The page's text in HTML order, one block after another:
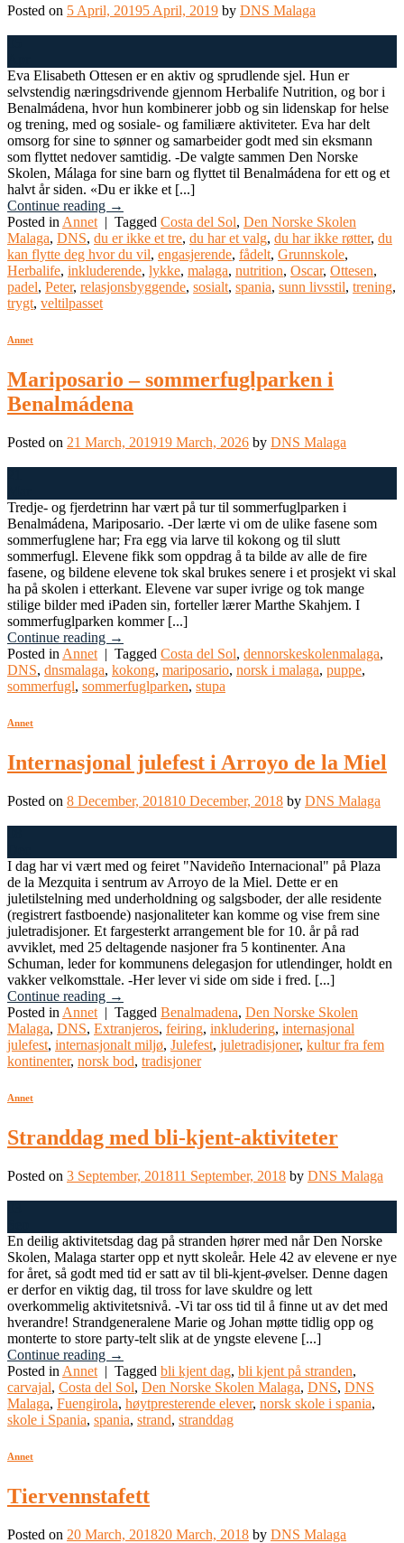
Posted on 5 April, 20195 April, 2019 by DNS Malaga
Eva Elisabeth Ottesen er en aktiv og sprudlende sjel. Hun er
selvstendig næringsdrivende gjennom Herbalife Nutrition, og bor i
Benalmádena, hvor hun kombinerer jobb og sin lidenskap for helse
og trening, med og sosiale- og familiære aktiviteter. Eva har delt
omsorg for sine to sønner og samarbeider godt med sin eksmann
som flyttet nedover samtidig. -De valgte sammen Den Norske
Skolen, Málaga for sine barn og flyttet til Benalmádena for ett og et
halvt år siden. «Du er ikke et [...]
Continue reading →
Posted in Annet | Tagged Costa del Sol, Den Norske Skolen
Malaga, DNS, du er ikke et tre, du har et valg, du har ikke røtter, du
kan flytte deg hvor du vil, engasjerende, fådelt, Grunnskole,
Herbalife, inkluderende, lykke, malaga, nutrition, Oscar, Ottesen,
padel, Peter, relasjonsbyggende, sosialt, spania, sunn livsstil, trening,
trygt, veltilpasset
Annet
Mariposario – sommerfuglparken i
Benalmádena
Posted on 21 March, 201919 March, 2026 by DNS Malaga
Tredje- og fjerdetrinn har vært på tur til sommerfuglparken i
Benalmádena, Mariposario. -Der lærte vi om de ulike fasene som
sommerfuglene har; Fra egg via larve til kokong og til slutt
sommerfugl. Elevene fikk som oppdrag å ta bilde av alle de fire
fasene, og bildene elevene tok skal brukes senere i et prosjekt vi skal
ha på skolen i etterkant. Elevene var super ivrige og tok mange
stilige bilder med iPaden sin, forteller lærer Marthe Skahjem. I
sommerfuglparken kommer [...]
Continue reading →
Posted in Annet | Tagged Costa del Sol, dennorskeskolenmalaga,
DNS, dnsmalaga, kokong, mariposario, norsk i malaga, puppe,
sommerfugl, sommerfuglparken, stupa
Annet
Internasjonal julefest i Arroyo de la Miel
Posted on 8 December, 201810 December, 2018 by DNS Malaga
I dag har vi vært med og feiret "Navideño Internacional" på Plaza
de la Mezquita i sentrum av Arroyo de la Miel. Dette er en
juletilstelning med underholdning og salgsboder, der alle residente
(registrert fastboende) nasjonaliteter kan komme og vise frem sine
juletradisjoner. Et fargesterkt arrangement ble for 10. år på rad
avviklet, med 25 deltagende nasjoner fra 5 kontinenter. Ana
Schuman, leder for kommunens delegasjon for utlendinger, holdt en
vakker velkomsttale. -Her lever vi side om side i fred. [...]
Continue reading →
Posted in Annet | Tagged Benalmadena, Den Norske Skolen
Malaga, DNS, Extranjeros, feiring, inkludering, internasjonal
julefest, internasjonalt miljø, Julefest, juletradisjoner, kultur fra fem
kontinenter, norsk bod, tradisjoner
Annet
Stranddag med bli-kjent-aktiviteter
Posted on 3 September, 201811 September, 2018 by DNS Malaga
En deilig aktivitetsdag dag på stranden hører med når Den Norske
Skolen, Malaga starter opp et nytt skoleår. Hele 42 av elevene er nye
for året, så godt med tid er satt av til bli-kjent-øvelser. Denne dagen
er derfor en viktig dag, til tross for lave skuldre og lett
overkommelig aktivitetsnivå. -Vi tar oss tid til å finne ut av det med
hverandre! Strandgeneralene Marie og Johan møtte tidlig opp og
monterte to store party-telt slik at de yngste elevene [...]
Continue reading →
Posted in Annet | Tagged bli kjent dag, bli kjent på stranden,
carvajal, Costa del Sol, Den Norske Skolen Malaga, DNS, DNS
Malaga, Fuengirola, høytpresterende elever, norsk skole i spania,
skole i Spania, spania, strand, stranddag
Annet
Tiervennstafett
Posted on 20 March, 201820 March, 2018 by DNS Malaga